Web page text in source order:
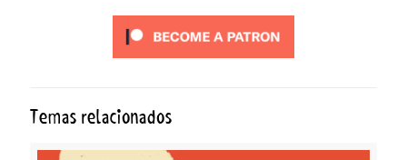
Temas relacionados